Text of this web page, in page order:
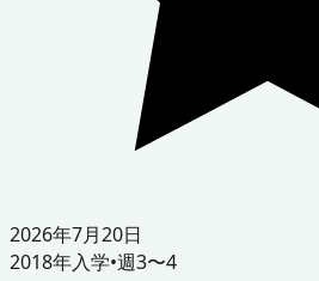
2026年7月20日
2018年入学•週3〜4